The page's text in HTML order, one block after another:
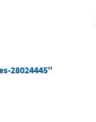
28024445"